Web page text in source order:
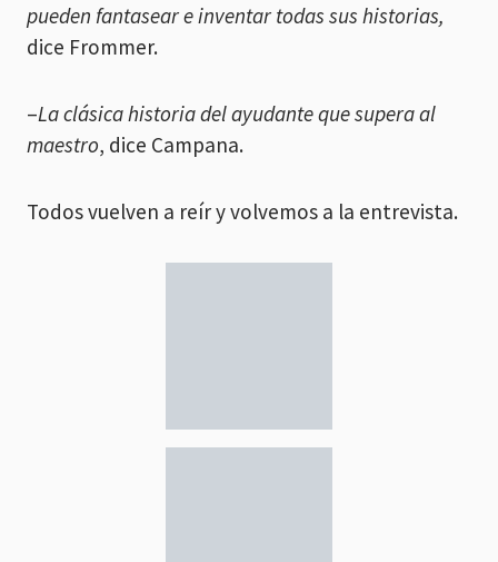
pueden fantasear e inventar todas sus historias,
dice Frommer.
–La clásica historia del ayudante que supera al
maestro, dice Campana.
Todos vuelven a reír y volvemos a la entrevista.